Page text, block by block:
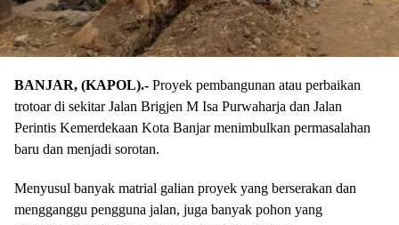
BANJAR, (KAPOL).- Proyek pembangunan atau perbaikan
trotoar di sekitar Jalan Brigjen M Isa Purwaharja dan Jalan
Perintis Kemerdekaan Kota Banjar menimbulkan permasalahan
baru dan menjadi sorotan.
Menyusul banyak matrial galian proyek yang berserakan dan
mengganggu pengguna jalan, juga banyak pohon yang